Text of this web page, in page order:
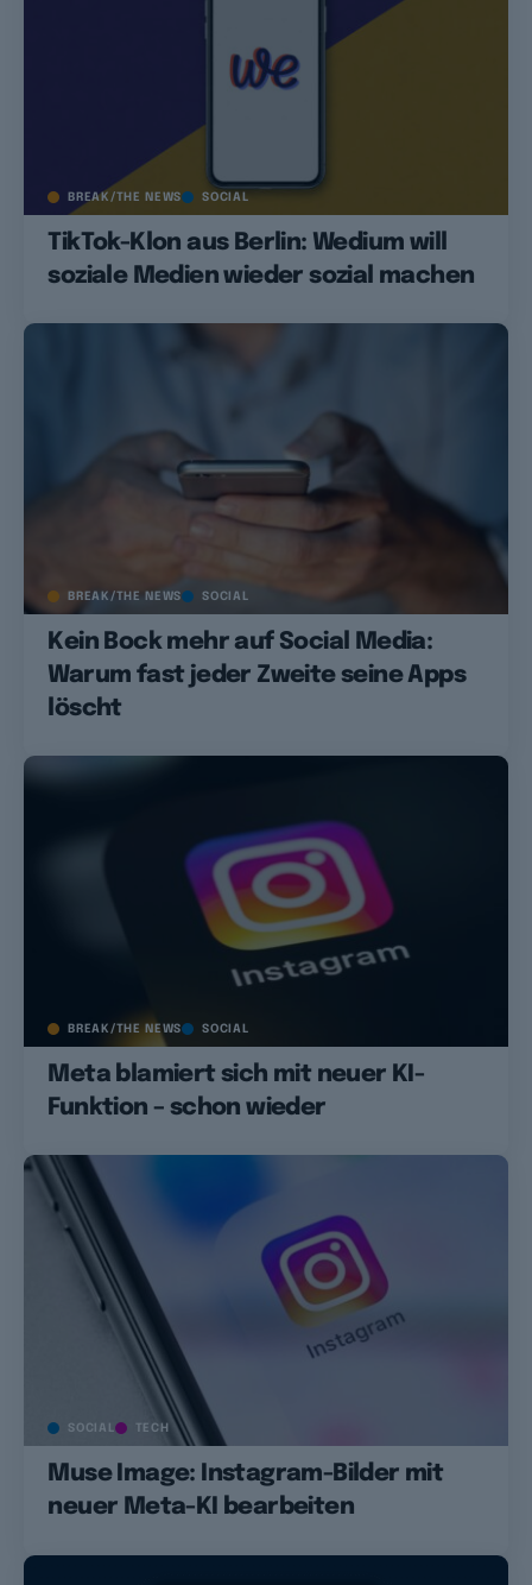
BREAK/THE NEWS SOCIAL
TikTok-Klon aus Berlin: Wedium will
soziale Medien wieder sozial machen
BREAK/THE NEWS SOCIAL
Kein Bock mehr auf Social Media:
Warum fast jeder Zweite seine Apps
löscht
BREAK/THE NEWS SOCIAL
Meta blamiert sich mit neuer KI-
Funktion – schon wieder
SOCIAL TECH
Muse Image: Instagram-Bilder mit
neuer Meta-KI bearbeiten